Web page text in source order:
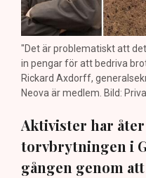
"Det är problematiskt att
in pengar för att bedriva
Rickard Axdorff,
Neova är medlem. Bild:
Aktivister har
torvbrytningen i
gången genom